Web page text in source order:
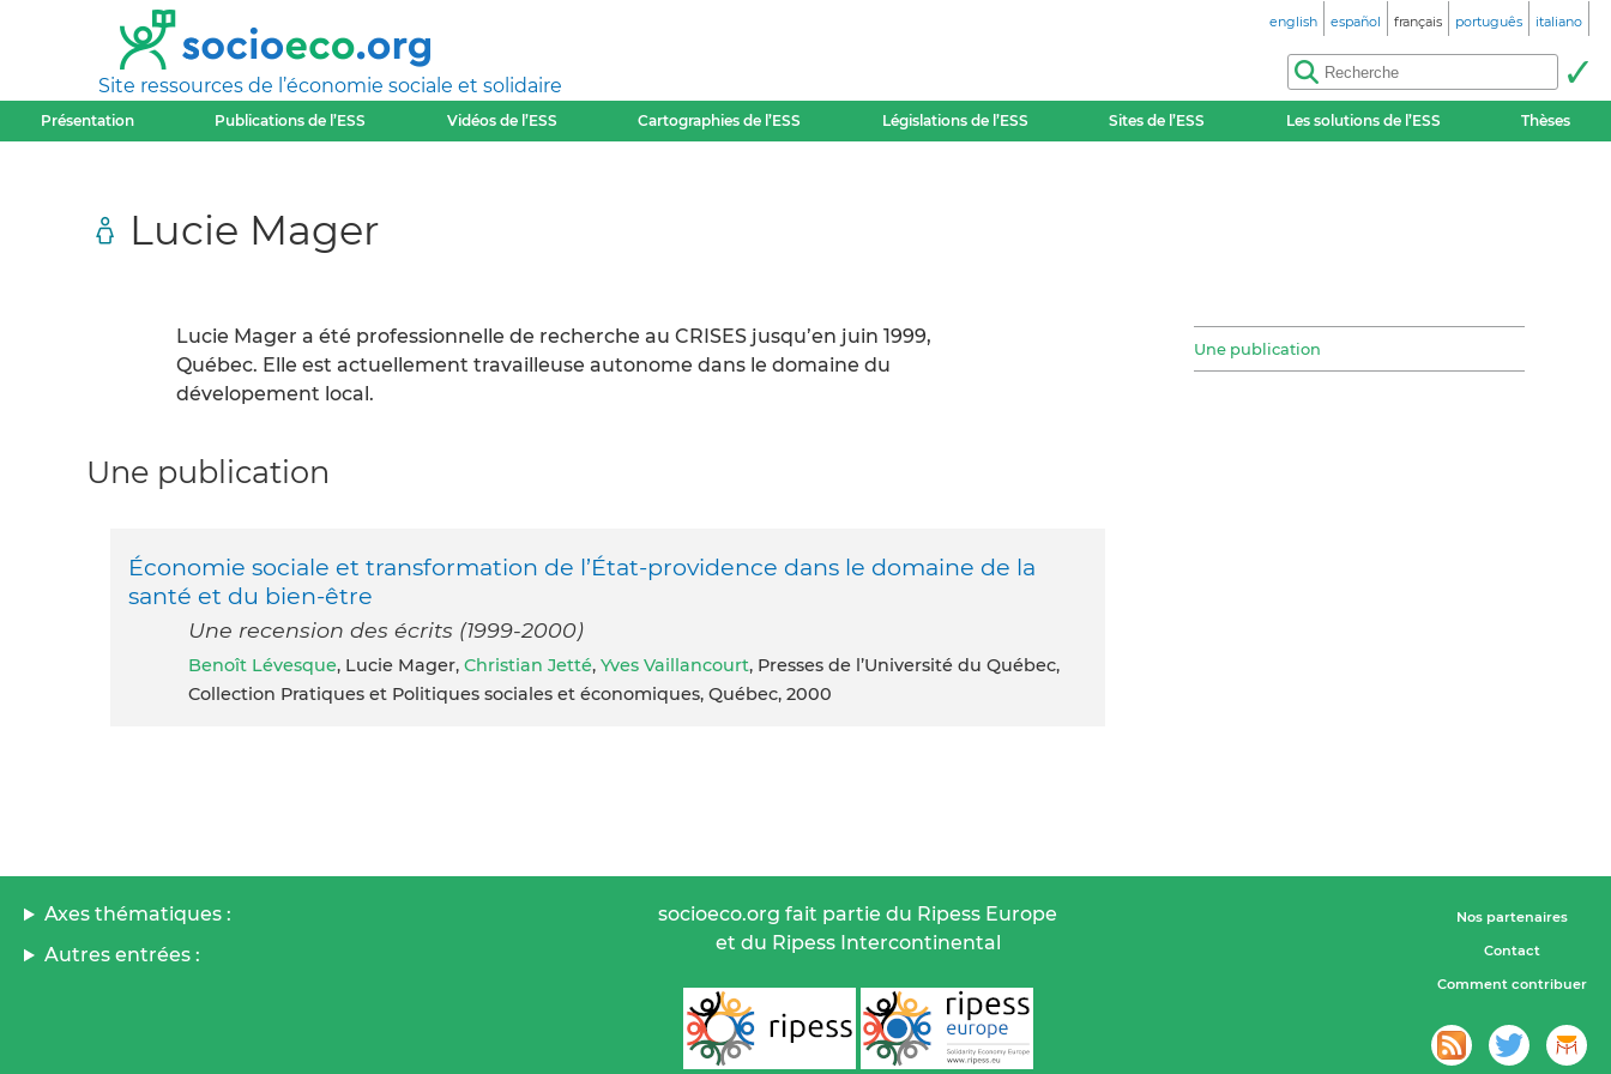
Site ressources de l’économie sociale et solidaire
english español français português italiano
Présentation Publications de l’ESS Vidéos de l’ESS Cartographies de l’ESS Législations de l’ESS Sites de l’ESS Les solutions de l’ESS Thèses
Lucie Mager
Lucie Mager a été professionnelle de recherche au CRISES jusqu’en juin 1999,
Québec. Elle est actuellement travailleuse autonome dans le domaine du
dévelopement local.
Une publication
Une publication
Économie sociale et transformation de l’État-providence dans le domaine de la
santé et du bien-être
Une recension des écrits (1999-2000)
Benoît Lévesque, Lucie Mager, Christian Jetté, Yves Vaillancourt, Presses de l’Université du Québec,
Collection Pratiques et Politiques sociales et économiques, Québec, 2000
Axes thématiques :
Autres entrées :
socioeco.org fait partie du Ripess Europe
et du Ripess Intercontinental
Nos partenaires
Contact
Comment contribuer